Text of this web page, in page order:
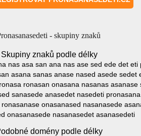
- skupiny znaků
Skupiny znaků podle délky
nas asa san ana nas ase sed ede det
asana sanas anase nased asede sedet
ronasan onasana nasanas
sanasede anasedet nasedeti
onasanased nasanasede
onasanasede nasanasedet asanasedeti
domény podle délky